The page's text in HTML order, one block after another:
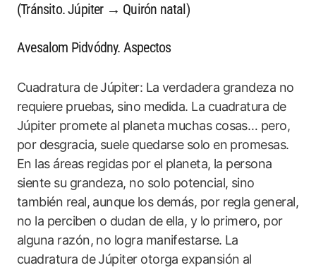
(Tránsito. Júpiter → Quirón natal)
Avesalom Pidvódny. Aspectos
Cuadratura de Júpiter: La verdadera grandeza no
requiere pruebas, sino medida. La cuadratura de
Júpiter promete al planeta muchas cosas… pero,
por desgracia, suele quedarse solo en promesas.
En las áreas regidas por el planeta, la persona
siente su grandeza, no solo potencial, sino
también real, aunque los demás, por regla general,
no la perciben o dudan de ella, y lo primero, por
alguna razón, no logra manifestarse. La
cuadratura de Júpiter otorga expansión al